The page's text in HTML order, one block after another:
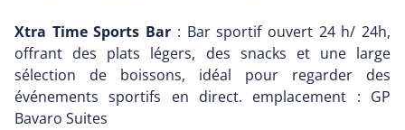
Xtra Time Sports Bar : Bar sportif ouvert 24 h/ 24h,
offrant des plats légers, des snacks et une large
sélection de boissons, idéal pour regarder des
événements sportifs en direct. emplacement : GP
Bavaro Suites